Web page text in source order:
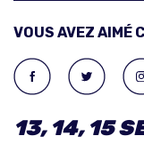
VOUS AVEZ AIMÉ
13, 14, 15